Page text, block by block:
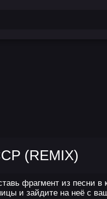
(REMIX)
фрагмент из песни в
и зайдите на неё с